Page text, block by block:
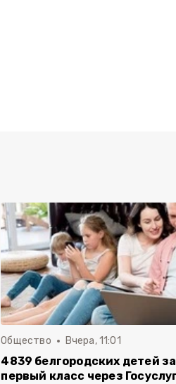
Общество Вчера, 11:01
4839 белгородских детей
первый класс через